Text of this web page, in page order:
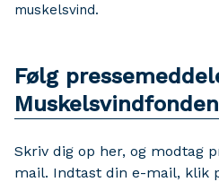
muskelsvind.
Følg
Muskelsvindfonden
Skriv dig op her, og modtag
mail. Indtast din e-mail, klik